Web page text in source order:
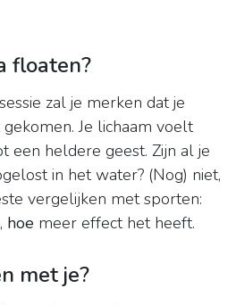
floaten?
zal je merken dat je
Je lichaam voelt
een heldere geest. Zijn al je
in het water? (Nog) niet,
vergelijken met sporten:
hoe meer effect het heeft.
met je?